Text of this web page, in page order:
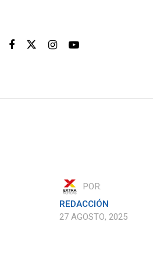
POR:
REDACCIÓN
27 AGOSTO, 2025